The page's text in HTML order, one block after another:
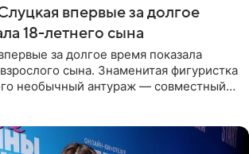
впервые за долгое
18-летнего сына
за долгое время показала
сына. Знаменитая фигуристка
необычный антураж — совместный